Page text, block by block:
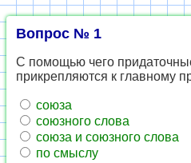
Вопрос № 1
С помощью чего
прикрепляются к главному
союза
союзного слова
союза и союзного слова
по смыслу